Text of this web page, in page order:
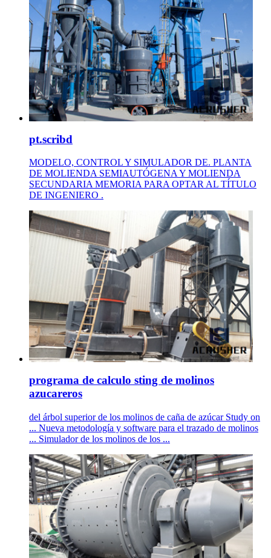
pt.scribd
MODELO, CONTROL Y SIMULADOR DE. PLANTA
DE MOLIENDA SEMIAUTÓGENA Y MOLIENDA
SECUNDARIA MEMORIA PARA OPTAR AL TÍTULO
DE INGENIERO .
programa de calculo sting de molinos
azucareros
del árbol superior de los molinos de caña de azúcar Study on
... Nueva metodología y software para el trazado de molinos
... Simulador de los molinos de los ...